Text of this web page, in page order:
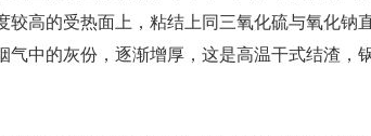
较高的受热面上，粘结上同三氧化硫与氧化钠
气中的灰份，逐渐增厚，这是高温干式结渣，